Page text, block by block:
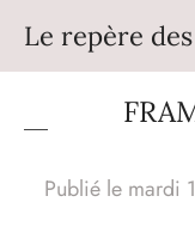
contenu
Le repère
Publié le mardi